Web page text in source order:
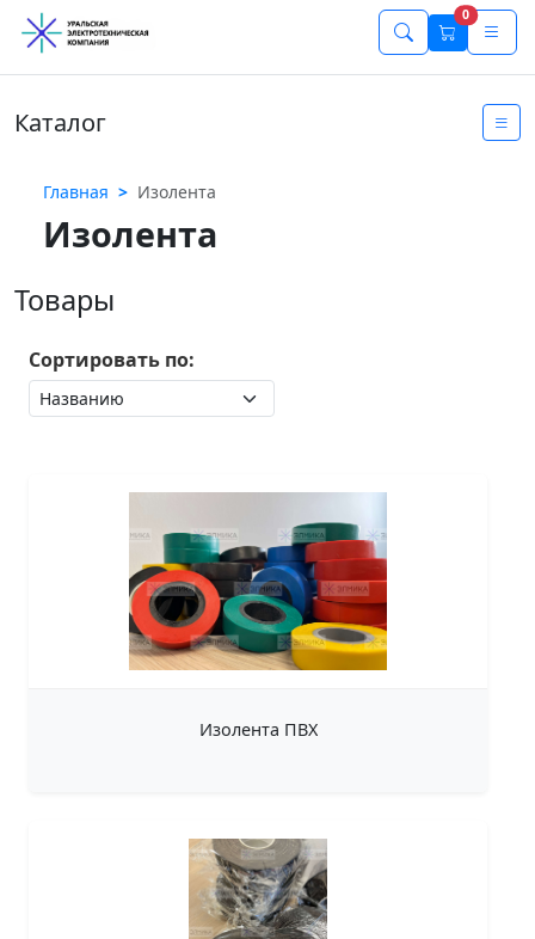
0
Каталог
Главная Изолента
Изолента
Товары
Сортировать по:
Изолента ПВХ